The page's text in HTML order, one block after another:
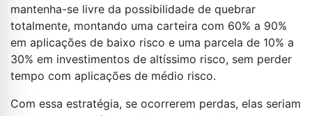
mantenha-se livre da possibilidade de quebrar
totalmente, montando uma carteira com 60% a 90%
em aplicações de baixo risco e uma parcela de 10% a
30% em investimentos de altíssimo risco, sem perder
tempo com aplicações de médio risco.
Com essa estratégia, se ocorrerem perdas, elas seriam